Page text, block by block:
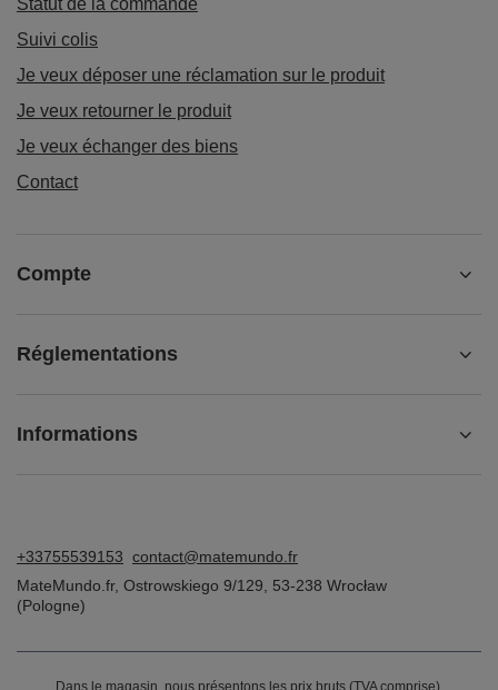
Statut de la commande
Suivi colis
Je veux déposer une réclamation sur le produit
Je veux retourner le produit
Je veux échanger des biens
Contact
Compte
Réglementations
Informations
+33755539153 contact@matemundo.fr
MateMundo.fr, Ostrowskiego 9/129 53-238 Wrocław
(Pologne)
Dans le magasin, nous présentons les prix bruts (TVA comprise).